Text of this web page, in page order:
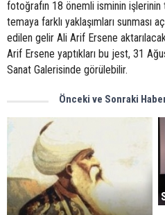
fotoğrafın 18 önemli isminin işlerinin
temaya farklı yaklaşımları sunması
edilen gelir Ali Arif Ersene
Arif Ersene yaptıkları bu jest, 31
Sanat Galerisinde görülebilir.
Önceki ve Sonraki